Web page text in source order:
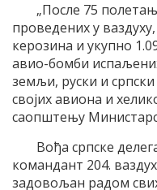
„После 75
проведених у
керозина и укупно
авио-бомби
земљи, руски и
својих авиона и
саопштењу
Вођа српске
командант 204.
задовољан радом